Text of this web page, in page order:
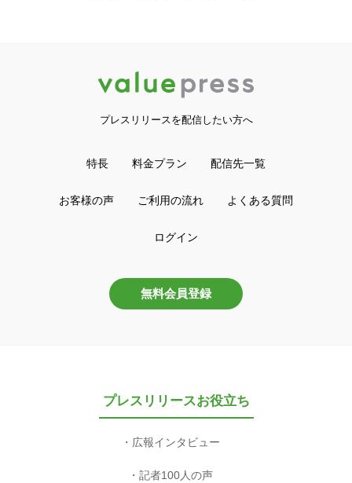
プレスリリースを配信したい方へ
特長 料金プラン 配信先一覧
お客様の声 ご利用の流れ よくある質問
ログイン
無料会員登録
プレスリリースお役立ち
広報インタビュー
記者100人の声